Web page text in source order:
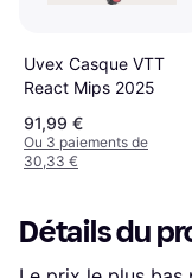
Uvex Casque VTT
React Mips 2025
91,99 €
Ou 3 paiements de
30,33 €
Détails du